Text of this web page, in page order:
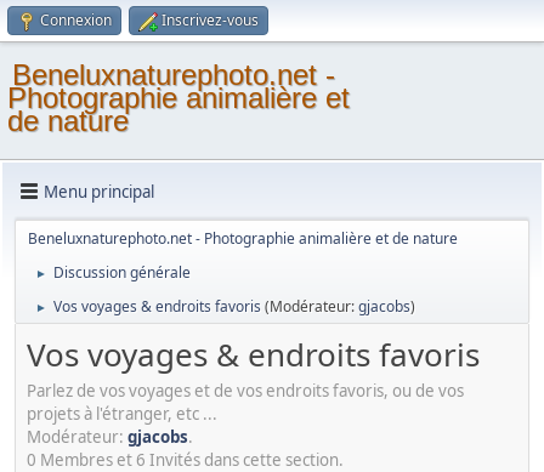
Connexion Inscrivez-vous
Beneluxnaturephoto.net -
Photographie animalière et
de nature
Menu principal
Beneluxnaturephoto.net - Photographie animalière et de nature
► Discussion générale
► Vos voyages & endroits favoris (Modérateur:gjacobs)
Vos voyages & endroits favoris
Parlez de vos voyages et de vos endroits favoris, ou de vos
projets à l'étranger, etc ...
Modérateur: gjacobs.
0 Membres et 6 Invités dans cette section.